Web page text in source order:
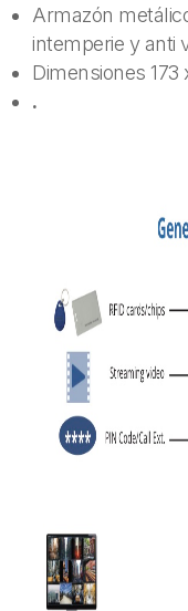
Armazón
intemperie y anti
Dimensiones
.